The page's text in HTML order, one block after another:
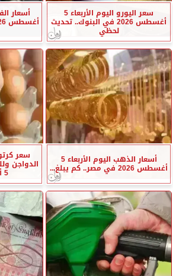
سعر اليورو اليوم الأربعاء 5
أغسطس 2026 في البنوك.. تحديث
لحظي
أسعار الذهب اليوم الأربعاء 5
أغسطس 2026 في مصر.. كم يبلغ...
سعر
الدواجن
5 أغسطس 2026